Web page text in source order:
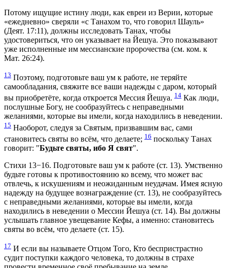
Потому ищущие истину люди, как евреи из Верии, которые
«ежедневно» сверяли «с Танахом то, что говорил Шауль»
(Деят. 17:11), должны исследовать Танах, чтобы
удостовериться, что он указывает на Йешуа. Это показывают
уже исполненные им мессианские пророчества (см. ком. к
Мат. 26:24).
13 Поэтому, подготовьте ваш ум к работе, не теряйте
самообладания, свяжите все ваши надежды с даром, который
вы приобретёте, когда откроется Мессия Йешуа. 14 Как люди,
послушные Богу, не сообразуйтесь с неправедными
желаниями, которые вы имели, когда находились в неведении.
15 Наоборот, следуя за Святым, призвавшим вас, сами
становитесь святы во всём, что делаете; 16 поскольку Танах
говорит: "Будьте святы, ибо Я свят".
Стихи 13−16. Подготовьте ваш ум к работе (ст. 13). Умственно
будьте готовы к противостоянию ко всему, что может вас
отвлечь, к искушениям и неожиданным неудачам. Имея ясную
надежду на будущее вознаграждение (ст. 13), не сообразуйтесь
с неправедными желаниями, которые вы имели, когда
находились в неведении о Мессии Йешуа (ст. 14). Вы должны
услышать главное увещевание Кефы, а именно: становитесь
святы во всём, что делаете (ст. 15).
17 И если вы называете Отцом Того, Кто беспристрастно
судит поступки каждого человека, то должны в страхе